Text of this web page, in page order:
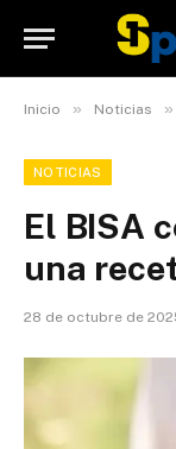
Inicio » Noticias »
NOTICIAS
El BISA
una
28 de octubre de